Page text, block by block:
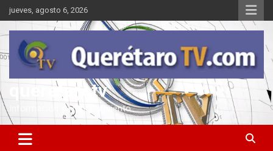
Saltar
al
contenido
jueves, agosto 6, 2026
queretarotv
Información y entretenimiento